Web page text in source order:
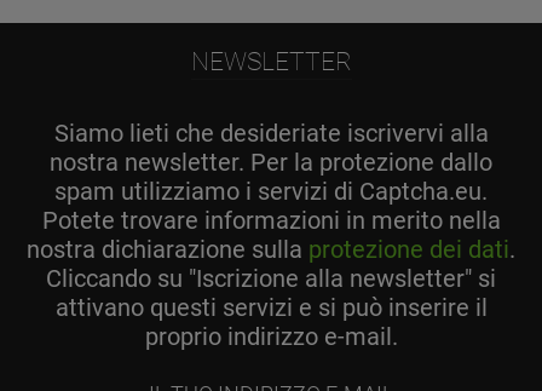
NEWSLETTER
Siamo lieti che desideriate iscrivervi alla
nostra newsletter. Per la protezione dallo
spam utilizziamo i servizi di Captcha.eu.
Potete trovare informazioni in merito nella
nostra dichiarazione sulla protezione dei dati.
Cliccando su "Iscrizione alla newsletter" si
attivano questi servizi e si può inserire il
proprio indirizzo e-mail.